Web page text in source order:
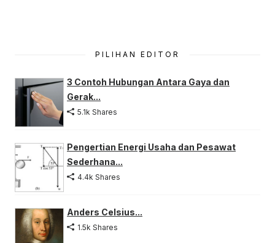
PILIHAN EDITOR
3 Contoh Hubungan Antara Gaya dan
Gerak...
5.1k Shares
Pengertian Energi Usaha dan Pesawat
Sederhana...
4.4k Shares
Anders Celsius...
1.5k Shares